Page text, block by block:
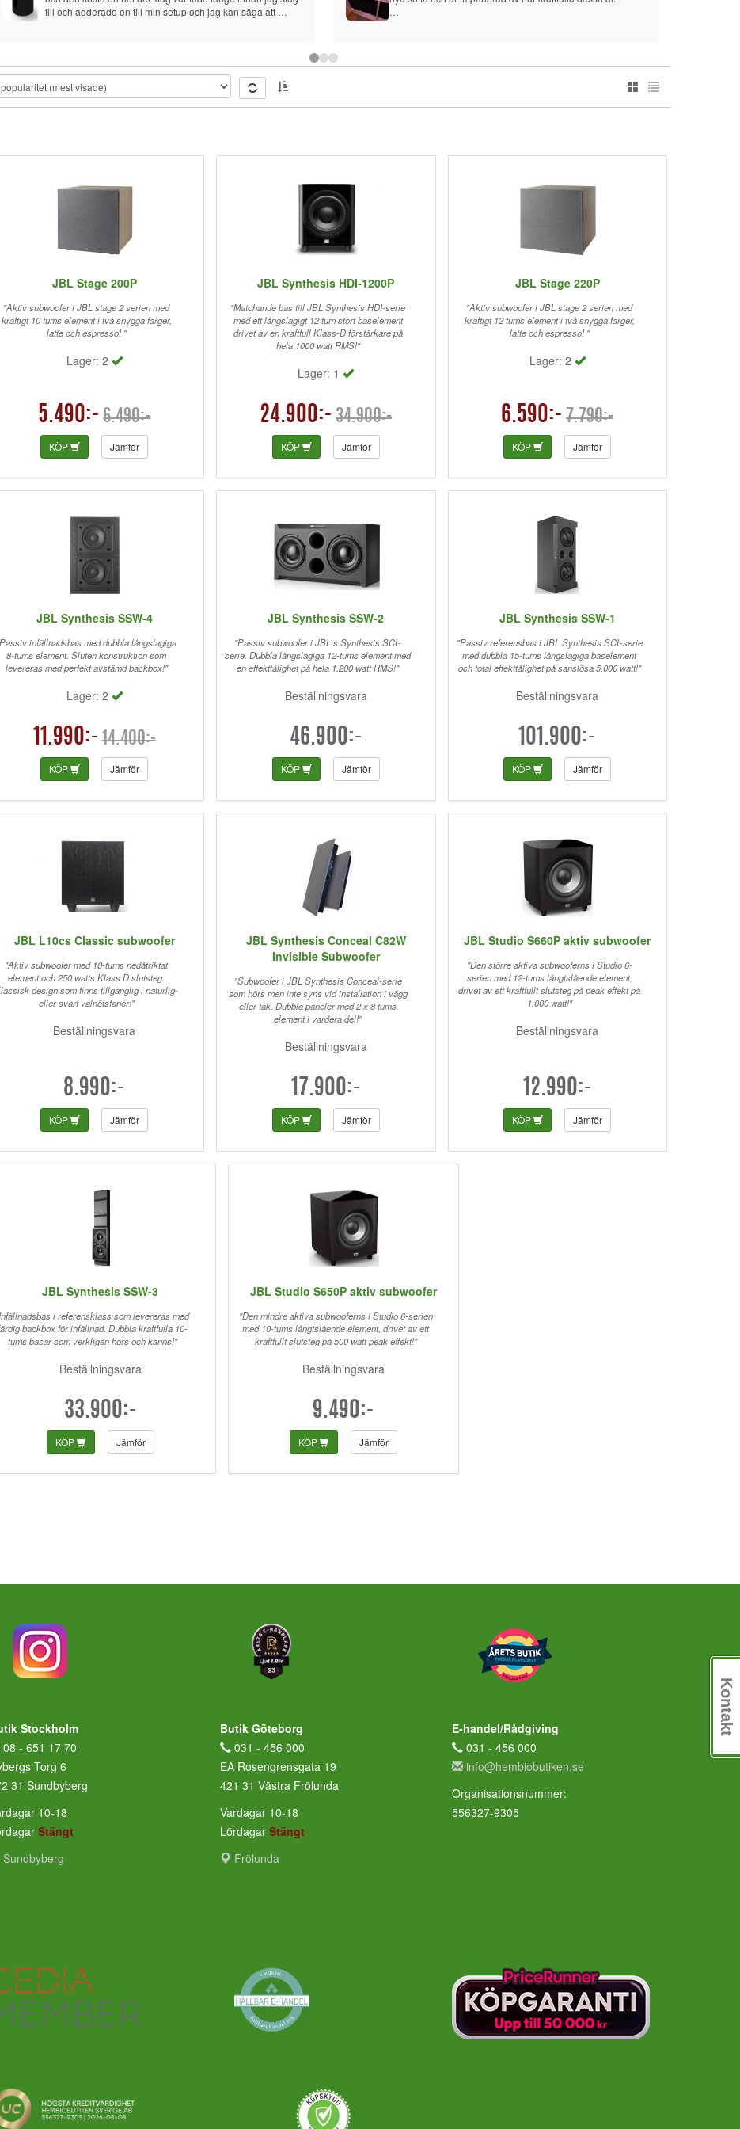
till och adderade en till min setup och jag kan säga att
den här Sub passar perfekt in i den.
JBL Stage 200P
"Aktiv subwoofer i JBL stage 2 serien med
kraftigt 10 tums element i två snygga färger,
latte och espresso! "
Lager: 2
5.490:- 6.490:-
KÖP Jämför
JBL Synthesis HDI-1200P
"Matchande bas till JBL Synthesis HDI-serie
med ett långslagigt 12 tum stort baselement
drivet av en kraftfull Klass-D förstärkare på
hela 1000 watt RMS!"
Lager: 1
24.900:- 34.900:-
KÖP Jämför
JBL Stage 220P
"Aktiv subwoofer i JBL stage 2 serien med
kraftigt 12 tums element i två snygga färger,
latte och espresso! "
Lager: 2
6.590:- 7.790:-
KÖP Jämför
JBL Synthesis SSW-4
infällnadsbas med dubbla långslagiga
8-tums element. Sluten konstruktion som
levereras med perfekt avstämd backbox!"
Lager: 2
11.990:- 14.400:-
KÖP Jämför
JBL Synthesis SSW-2
"Passiv subwoofer i JBL:s Synthesis SCL-
serie. Dubbla långslagiga 12-tums element med
en effekttålighet på hela 1.200 watt RMS!"
Beställningsvara
46.900:-
KÖP Jämför
JBL Synthesis SSW-1
"Passiv referensbas i JBL Synthesis SCL-serie
med dubbla 15-tums långslagiga baselement
och total effekttålighet på sanslösa 5.000 watt!"
Beställningsvara
101.900:-
KÖP Jämför
JBL L10cs Classic subwoofer
"Aktiv subwoofer med 10-tums nedåtriktat
element och 250 watts Klass D slutsteg.
design som finns tillgänglig i naturlig-
eller svart valnötsfanér!"
Beställningsvara
8.990:-
KÖP Jämför
JBL Synthesis Conceal C82W
Invisible Subwoofer
"Subwoofer i JBL Synthesis Conceal-serie
som hörs men inte syns vid installation i vägg
eller tak. Dubbla paneler med 2 x 8 tums
element i vardera del!"
Beställningsvara
17.900:-
KÖP Jämför
JBL Studio S660P aktiv subwoofer
"Den större aktiva subwooferns i Studio 6-
serien med 12-tums långtslående element,
drivet av ett kraftfullt slutsteg på peak effekt på
1.000 watt!"
Beställningsvara
12.990:-
KÖP Jämför
JBL Synthesis SSW-3
i referensklass som levereras med
backbox för infällnad. Dubbla kraftfulla 10-
tums basar som verkligen hörs och känns!"
Beställningsvara
33.900:-
KÖP Jämför
JBL Studio S650P aktiv subwoofer
"Den mindre aktiva subwooferns i Studio 6-serien
med 10-tums långtslående element, drivet av ett
kraftfullt slutsteg på 500 watt peak effekt!"
Beställningsvara
9.490:-
KÖP Jämför
Stockholm
08 - 651 17 70
Torg 6
31 Sundbyberg
10-18
Stängt
Sundbyberg
Butik Göteborg
031 - 456 000
EA Rosengrensgata 19
421 31 Västra Frölunda
Vardagar 10-18
Lördagar Stängt
Frölunda
E-handel/Rådgiving
031 - 456 000
info@hembiobutiken.se
Organisationsnummer:
556327-9305
Kontakt